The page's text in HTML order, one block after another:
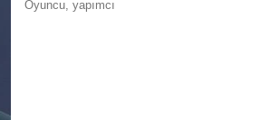
Oyuncu, yapımcı